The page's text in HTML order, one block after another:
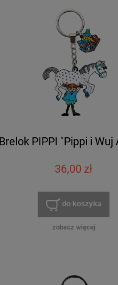
Brelok PIPPI "Pippi i Wuj
36,00 zł
do koszyka
zobacz więcej